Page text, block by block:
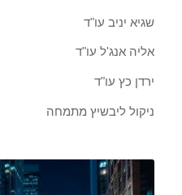
שגיא יניב עו"ד
אליה אנג'ל עו"ד
ירדן כץ עו"ד
ניקול ליבשיץ מתמחה